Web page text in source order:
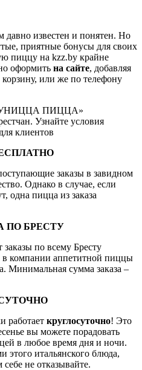
известен и понятен. Но
приятные бонусы для своих
пиццу на kzz.by крайне
оформить на сайте, добавляя
или же по телефону
заказы в завидном
Однако в случае, если
одна пицца из заказа
ПО БРЕСТУ
заказы по всему Бресту
в компании аппетитной пиццы
Минимальная сумма заказа –
работает круглосуточно! Это
вы можете порадовать
в любое время дня и ночи.
этого итальянского блюда,
себе не отказывайте.